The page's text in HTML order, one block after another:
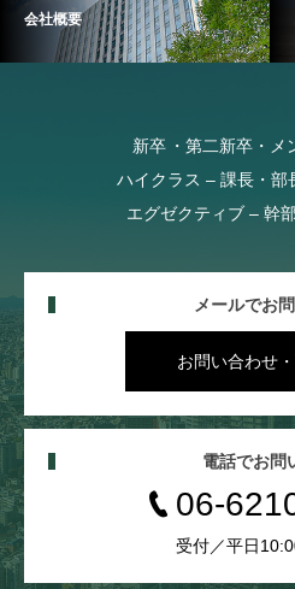
会社概要
新卒
第二新卒・メ
ハイクラス – 課長・部
エグゼクティブ – 幹
メールでお
お問い合わせ
電話でお問
06-
受付／平日